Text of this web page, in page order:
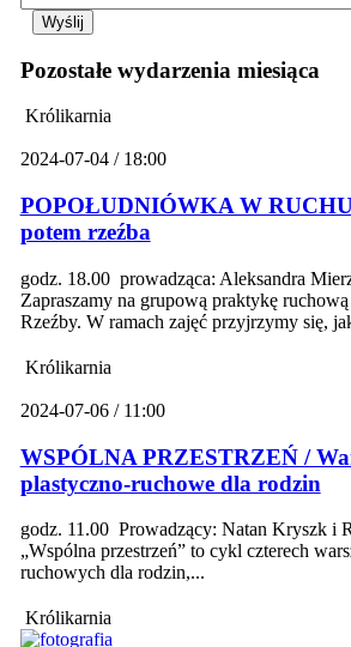
Pozostałe wydarzenia miesiąca
Królikarnia
2024-07-04 / 18:00
POPOŁUDNIÓWKA W RUCHU
potem rzeźba
godz. 18.00 prowadząca: Aleksandra
Zapraszamy na grupową praktykę
Rzeźby. W ramach zajęć przyjrzymy się,
Królikarnia
2024-07-06 / 11:00
WSPÓLNA PRZESTRZEŃ /
plastyczno-ruchowe dla rodzin
godz. 11.00 Prowadzący: Natan Kryszk i
„Wspólna przestrzeń” to cykl czterech
ruchowych dla rodzin,...
Królikarnia